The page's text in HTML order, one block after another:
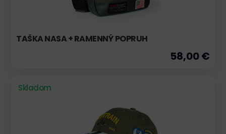
TAŠKA NASA + RAMENNÝ POPRUH
58,00 €
Skladom